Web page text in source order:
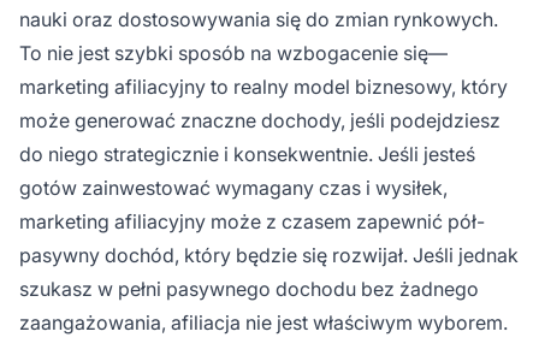
nauki oraz dostosowywania się do zmian rynkowych.
To nie jest szybki sposób na wzbogacenie się—
marketing afiliacyjny to realny model biznesowy, który
może generować znaczne dochody, jeśli podejdziesz
do niego strategicznie i konsekwentnie. Jeśli jesteś
gotów zainwestować wymagany czas i wysiłek,
marketing afiliacyjny może z czasem zapewnić pół-
pasywny dochód, który będzie się rozwijał. Jeśli jednak
szukasz w pełni pasywnego dochodu bez żadnego
zaangażowania, afiliacja nie jest właściwym wyborem.